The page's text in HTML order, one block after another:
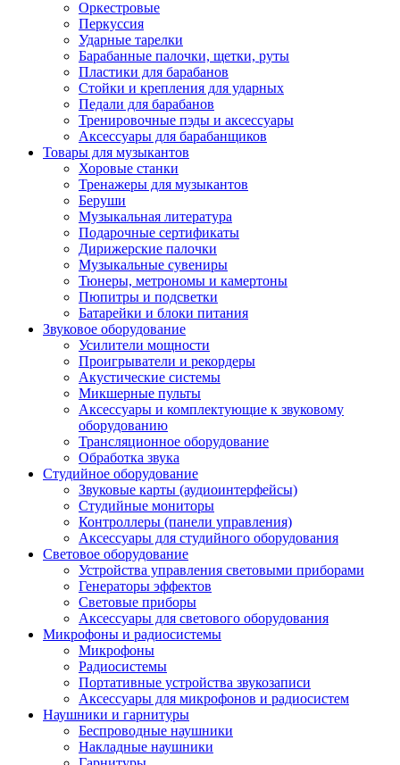
Оркестровые
Перкуссия
Ударные тарелки
Барабанные палочки, щетки, руты
Пластики для барабанов
Стойки и крепления для ударных
Педали для барабанов
Тренировочные пэды и аксессуары
Аксессуары для барабанщиков
Товары для музыкантов
Хоровые станки
Тренажеры для музыкантов
Беруши
Музыкальная литература
Подарочные сертификаты
Дирижерские палочки
Музыкальные сувениры
Тюнеры, метрономы и камертоны
Пюпитры и подсветки
Батарейки и блоки питания
Звуковое оборудование
Усилители мощности
Проигрыватели и рекордеры
Акустические системы
Микшерные пульты
Аксессуары и комплектующие к звуковому
оборудованию
Трансляционное оборудование
Обработка звука
Студийное оборудование
Звуковые карты (аудиоинтерфейсы)
Студийные мониторы
Контроллеры (панели управления)
Аксессуары для студийного оборудования
Световое оборудование
Устройства управления световыми приборами
Генераторы эффектов
Световые приборы
Аксессуары для светового оборудования
Микрофоны и радиосистемы
Микрофоны
Радиосистемы
Портативные устройства звукозаписи
Аксессуары для микрофонов и радиосистем
Наушники и гарнитуры
Беспроводные наушники
Накладные наушники